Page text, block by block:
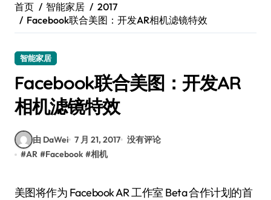
首页 智能家居
2017
Facebook联合美图：开发AR相机滤镜特效
智能家居
Facebook联合美图：开发AR
相机滤镜特效
由 DaWei 7 月 21, 2017 没有评论
#AR #Facebook #相机
美图将作为 Facebook AR 工作室 Beta 合作计划的首